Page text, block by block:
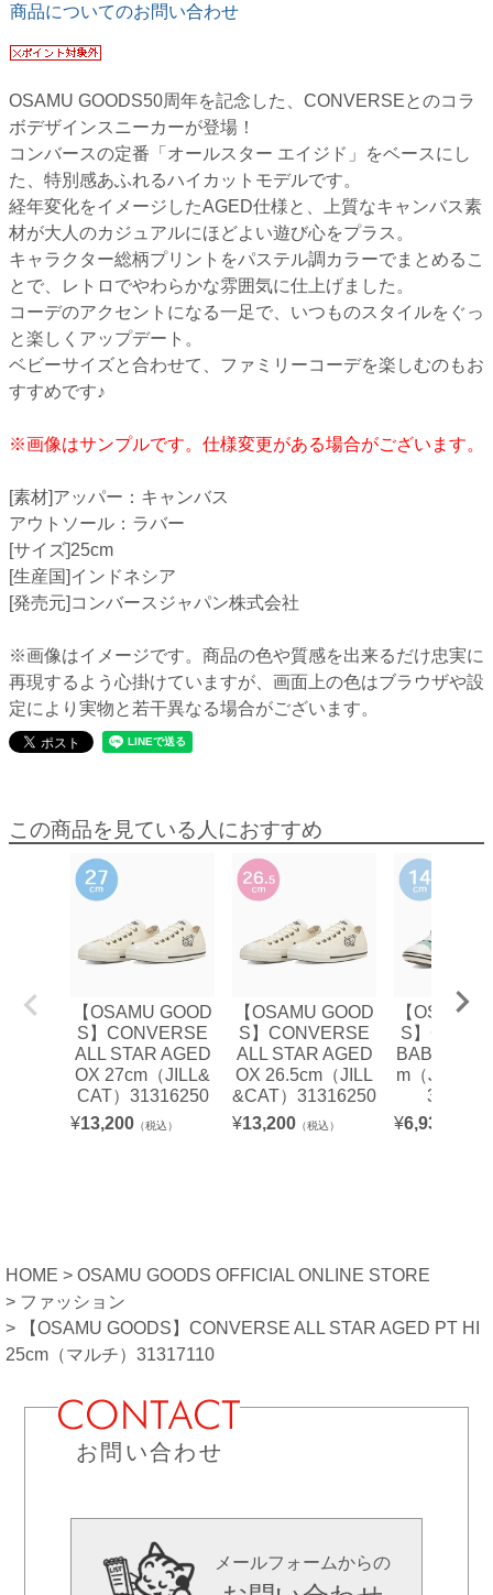
商品についてのお問い合わせ
OSAMU GOODS50周年を記念した、CONVERSEとのコラ
ボデザインスニーカーが登場！
コンバースの定番「オールスター エイジド」をベースにし
た、特別感あふれるハイカットモデルです。
経年変化をイメージしたAGED仕様と、上質なキャンバス素
材が大人のカジュアルにほどよい遊び心をプラス。
キャラクター総柄プリントをパステル調カラーでまとめるこ
とで、レトロでやわらかな雰囲気に仕上げました。
コーデのアクセントになる一足で、いつものスタイルをぐっ
と楽しくアップデート。
ベビーサイズと合わせて、ファミリーコーデを楽しむのもお
すすめです♪
※画像はサンプルです。仕様変更がある場合がございます。
[素材]アッパー：キャンバス
アウトソール：ラバー
[サイズ]25cm
[生産国]インドネシア
[発売元]コンバースジャパン株式会社
※画像はイメージです。商品の色や質感を出来るだけ忠実に
再現するよう心掛けていますが、画面上の色はブラウザや設
定により実物と若干異なる場合がございます。
この商品を見ている人におすすめ
【OSAMU GOOD
S】CONVERSE
ALL STAR AGED
OX 27cm（JILL&
CAT）31316250
¥13,200 （税込）
【OSAMU GOOD
S】CONVERSE
ALL STAR AGED
OX 26.5cm（JILL
&CAT）31316250
¥13,200 （税込）
【OSAMU
S】
BABY AS
m（
¥6,930
HOME
OSAMU GOODS OFFICIAL ONLINE STORE
ファッション
【OSAMU GOODS】CONVERSE ALL STAR AGED PT HI
25cm（マルチ）31317110
お問い合わせ
メールフォームからの